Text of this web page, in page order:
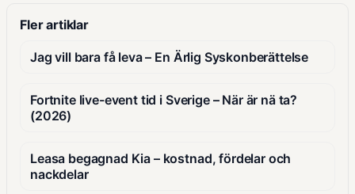
Fler artiklar
Jag vill bara få leva – En Ärlig Syskonberättelse
Fortnite live-event tid i Sverige – När är nä ta?
(2026)
Leasa begagnad Kia – kostnad, fördelar och
nackdelar